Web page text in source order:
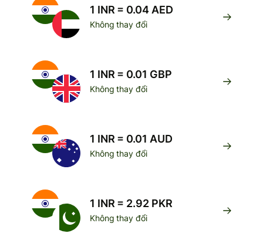
1 INR = 0.04 AED
Không thay đổi
1 INR = 0.01 GBP
Không thay đổi
1 INR = 0.01 AUD
Không thay đổi
1 INR = 2.92 PKR
Không thay đổi